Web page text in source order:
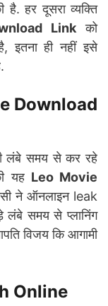
है. हर दूसरा व्यक्ति
Link को
इतना ही नहीं इसे
Download
लंबे समय से कर रहे
यह Leo Movie
ने ऑनलाइन leak
लंबे समय से प्लानिंग
विजय कि आगामी
Online